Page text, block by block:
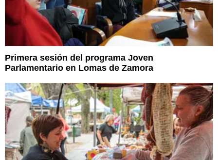
Primera sesión del programa Joven
Parlamentario en Lomas de Zamora